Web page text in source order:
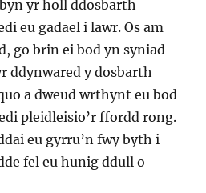
yr holl ddosbarth
eu gadael i lawr. Os am
go brin ei bod yn syniad
ddynwared y dosbarth
a dweud wrthynt eu bod
pleidleisio’r ffordd rong.
eu gyrru’n fwy byth i
fel eu hunig ddull o